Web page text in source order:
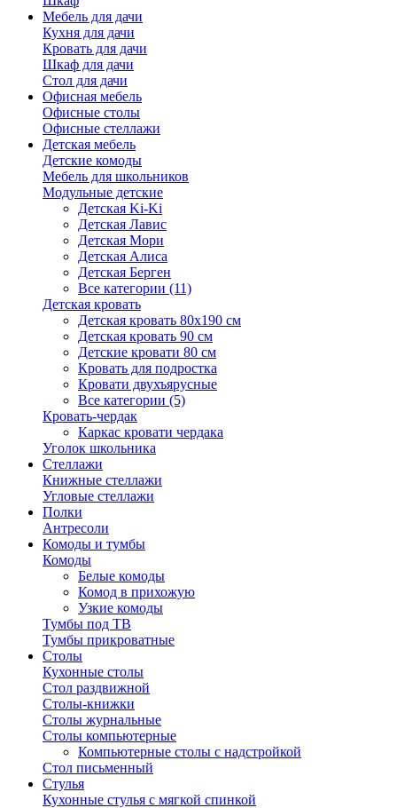
Мебель для дачи
Кухня для дачи
Кровать для дачи
Шкаф для дачи
Стол для дачи
Офисная мебель
Офисные столы
Офисные стеллажи
Детская мебель
Детские комоды
Мебель для школьников
Модульные детские
Детская Ki-Ki
Детская Лавис
Детская Мори
Детская Алиса
Детская Берген
Все категории (11)
Детская кровать
Детская кровать 80х190 см
Детская кровать 90 см
Детские кровати 80 см
Кровать для подростка
Кровати двухъярусные
Все категории (5)
Кровать-чердак
Каркас кровати чердака
Уголок школьника
Стеллажи
Книжные стеллажи
Угловые стеллажи
Полки
Антресоли
Комоды и тумбы
Комоды
Белые комоды
Комод в прихожую
Узкие комоды
Тумбы под ТВ
Тумбы прикроватные
Столы
Кухонные столы
Стол раздвижной
Столы-книжки
Столы журнальные
Столы компьютерные
Компьютерные столы с надстройкой
Стол письменный
Стулья
Кухонные стулья с мягкой спинкой